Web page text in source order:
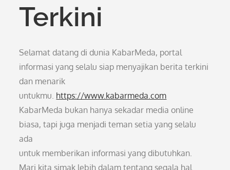
Terkini
Selamat datang di dunia KabarMeda, portal
informasi yang selalu siap menyajikan berita terkini
dan menarik
untukmu. https://www.kabarmeda.com
KabarMeda bukan hanya sekadar media online
biasa, tapi juga menjadi teman setia yang selalu
ada
untuk memberikan informasi yang dibutuhkan.
Mari kita simak lebih dalam tentang segala hal